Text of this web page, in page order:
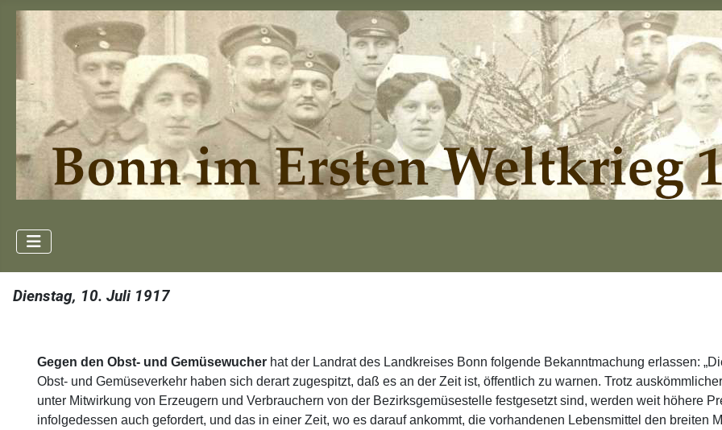
Dienstag, 10. Juli 1917
Gegen den Obst- und Gemüsewucher hat der Landrat des Landkreises Bonn folgende Bekanntmachung erlassen:
Obst- und Gemüseverkehr haben sich derart zugespitzt, daß es an der Zeit ist, öffentlich zu warnen. Trotz
unter Mitwirkung von Erzeugern und Verbrauchern von der Bezirksgemüsestelle festgesetzt sind, werden weit höhere
infolgedessen auch gefordert, und das in einer Zeit, wo es darauf ankommt, die vorhandenen Lebensmittel den breiten